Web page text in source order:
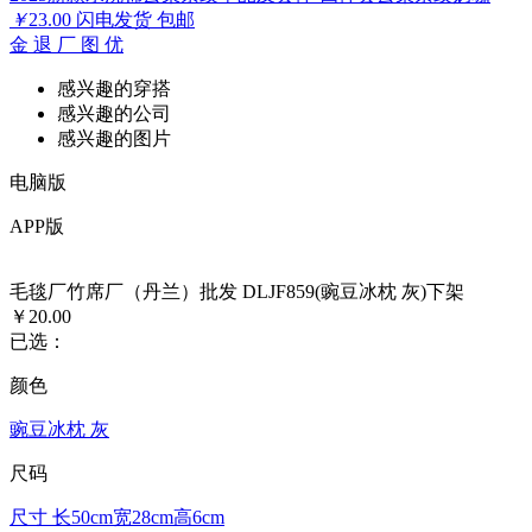
￥23.00 闪电发货 包邮
金 退 厂 图 优
感兴趣的穿搭
感兴趣的公司
感兴趣的图片
电脑版
APP版
毛毯厂竹席厂（丹兰）批发 DLJF859(豌豆冰枕 灰)下架
￥20.00
已选：
颜色
豌豆冰枕 灰
尺码
尺寸 长50cm宽28cm高6cm